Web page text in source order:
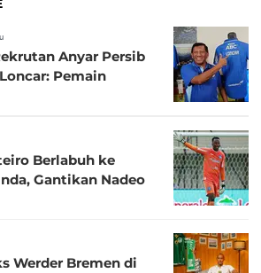
Anyar Persib
Pemain
Berlabuh ke
Gantikan Nadeo
Werder Bremen di